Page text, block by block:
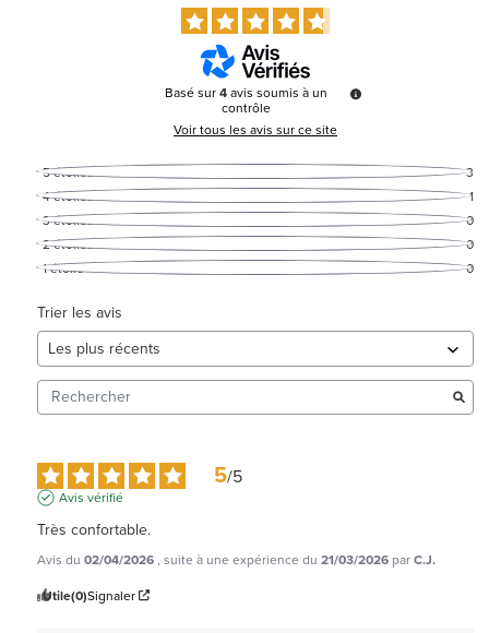
Basé sur4avis soumis à un
contrôle
Voir tous les avis sur ce site
5étoiles
3
4étoiles
1
3étoiles
0
2étoiles
0
1étoile 0
Trier les avis
5/5
Avis vérifié
Très confortable.
Avis du 02/04/2026, suite à une expérience du 21/03/2026 parC.J.
Utile(0)Signaler